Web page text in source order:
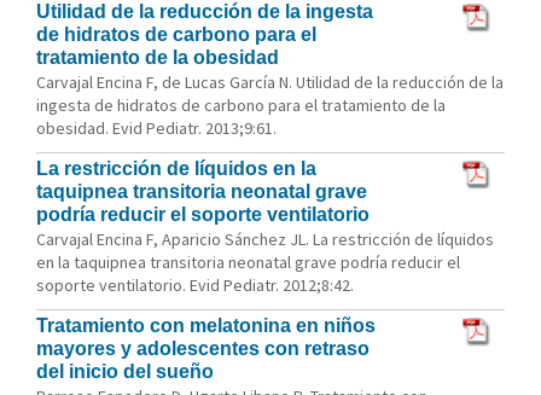
Utilidad de la reducción de la ingesta
de hidratos de carbono para el
tratamiento de la obesidad
Carvajal Encina F, de Lucas García N. Utilidad de la reducción de la
ingesta de hidratos de carbono para el tratamiento de la
obesidad. Evid Pediatr. 2013;9:61.
La restricción de líquidos en la
taquipnea transitoria neonatal grave
podría reducir el soporte ventilatorio
Carvajal Encina F, Aparicio Sánchez JL. La restricción de líquidos
en la taquipnea transitoria neonatal grave podría reducir el
soporte ventilatorio. Evid Pediatr. 2012;8:42.
Tratamiento con melatonina en niños
mayores y adolescentes con retraso
del inicio del sueño